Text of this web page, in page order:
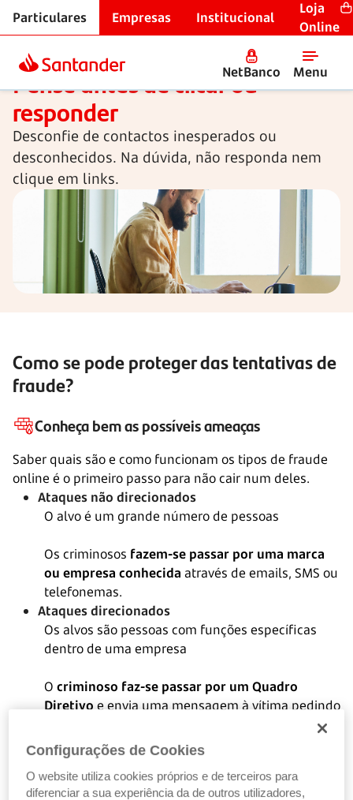
Particulares Empresas Institucional
Loja
Online
NetBanco Menu
Cibersegurança
Pense antes de clicar ou
responder
Desconfie de contactos inesperados ou
desconhecidos. Na dúvida, não responda nem
clique em links.
Como se pode proteger das tentativas de
fraude?
Conheça bem as possíveis ameaças
Saber quais são e como funcionam os tipos de fraude
online é o primeiro passo para não cair num deles.
Ataques não direcionados
O alvo é um grande número de pessoas
Os criminosos fazem-se passar por uma marca
ou empresa conhecida através de emails, SMS ou
telefonemas.
Ataques direcionados
Os alvos são pessoas com funções específicas
dentro de uma empresa
O criminoso faz-se passar por um Quadro
Diretivo e envia uma mensagem à vítima pedindo
pagamento, esperando que assim não se façam
perguntas, nem seja denunciado.
Configurações de Cookies
O website utiliza cookies próprios e de terceiros para
diferenciar a sua experiência da de outros utilizadores,